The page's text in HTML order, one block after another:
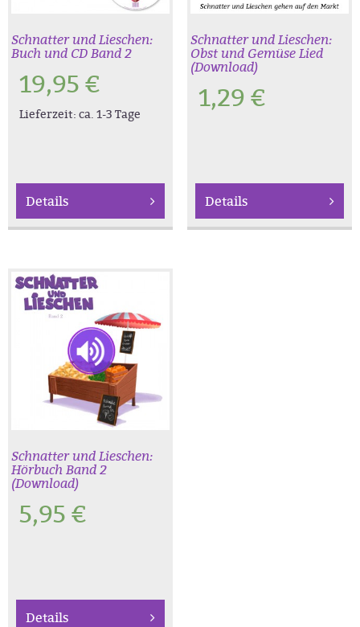
Schnatter und Lieschen:
Buch und CD Band 2
19,95€
Lieferzeit: ca. 1-3 Tage
Details
Schnatter und Lieschen:
Obst und Gemüse Lied
(Download)
1,29€
Details
Schnatter und Lieschen:
Hörbuch Band 2
(Download)
5,95€
Details